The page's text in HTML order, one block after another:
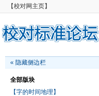
【校对网主页】
« 隐藏侧边栏
全部版块
【字的时间地理】